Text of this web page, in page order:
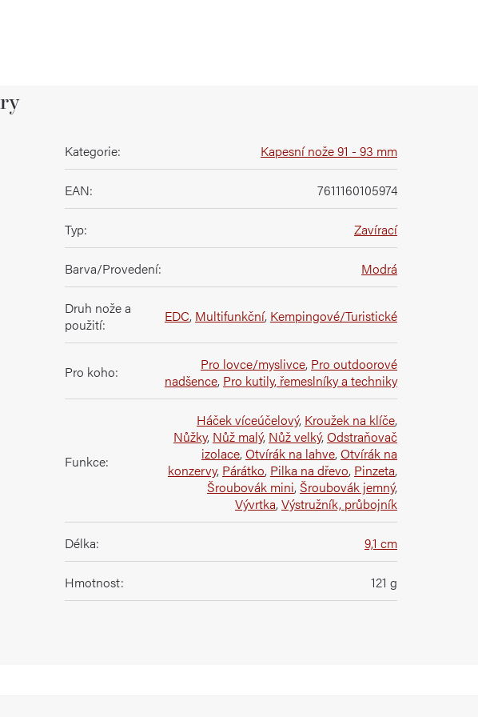
Kategorie: Kapesní nože 91 - 93 mm
EAN: 7611160105974
Typ: Zavírací
Barva/Provedení: Modrá
Druh nože a
použití: EDC, Multifunkční, Kempingové/Turistické
Pro koho: Pro lovce/myslivce, Pro outdoorové
nadšence, Pro kutily, řemeslníky a techniky
Funkce:
Háček víceúčelový, Kroužek na klíče,
Nůžky, Nůž malý, Nůž velký,Odstraňovač
izolace,Otvírák na lahve,Otvírák na
konzervy, Párátko, Pilka na dřevo, Pinzeta,
Šroubovák mini, Šroubovák jemný,
Vývrtka,Výstružník, průbojník
Délka: 9,1 cm
Hmotnost: 121 g